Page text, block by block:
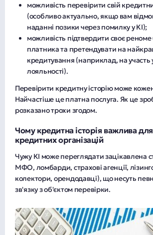
можливість перевірити свій
(особливо актуально, якщо вам
наданні позики через помилку у КІ);
можливість підтвердити своє
платника та претендувати на
кредитування (наприклад, на участь
лояльності).
Перевірити кредитну історію може
Найчастіше це платна послуга. Як це
розказано трохи згодом.
Чому кредитна історія важлива для
кредитних організацій
Чужу КІ може переглядати зацікавлена
МФО, ломбарди, страхові агенції,
колектори, орендодавці), що несуть
зв'язку з об'єктом перевірки.